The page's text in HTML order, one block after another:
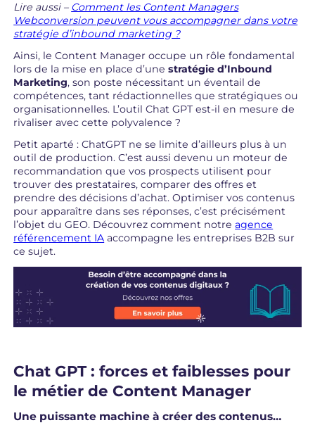
Lire aussi – Comment les Content Managers
Webconversion peuvent vous accompagner dans votre
stratégie d’inbound marketing ?
Ainsi, le Content Manager occupe un rôle fondamental
lors de la mise en place d’unestratégie d’Inbound
Marketing, son poste nécessitant un éventail de
compétences, tant rédactionnelles que stratégiques ou
organisationnelles. L’outil Chat GPT est-il en mesure de
rivaliser avec cette polyvalence ?
Petit aparté : ChatGPT ne se limite d’ailleurs plus à un
outil de production. C’est aussi devenu un moteur de
recommandation que vos prospects utilisent pour
trouver des prestataires, comparer des offres et
prendre des décisions d’achat. Optimiser vos contenus
pour apparaître dans ses réponses, c’est précisément
l’objet du GEO. Découvrez comment notreagence
référencement IA accompagne les entreprises B2B sur
ce sujet.
Chat GPT : forces et faiblesses pour
le métier de Content Manager
Une puissante machine à créer des contenus…